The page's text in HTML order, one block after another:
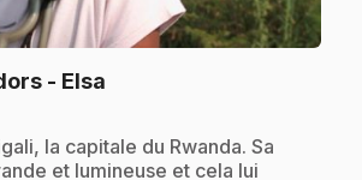
- Elsa
la capitale du Rwanda. Sa
et lumineuse et cela lui